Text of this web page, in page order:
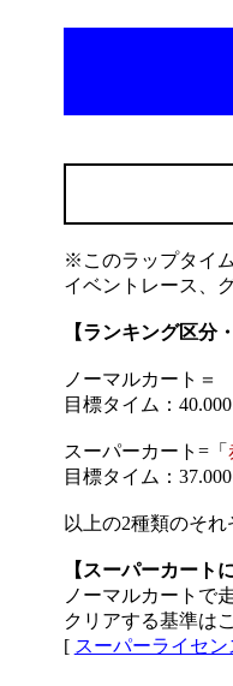
※このラップタイ
イベントレース、
【ランキング区分
ノーマルカート＝
目標タイム：
スーパーカート=「
目標タイム：
以上の2種類のそ
【スーパーカート
ノーマルカートで
クリアする基準は
[ スーパーライセ